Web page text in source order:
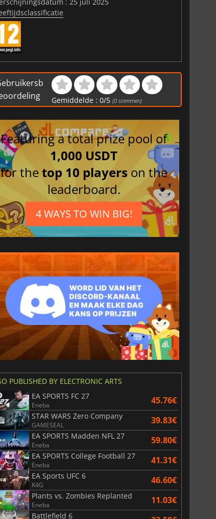
biedtWild Hearts S
van gadgets en meeslepende wereldopbouw. Of
vrienden, de game biedt uren uitdagende
6.75€
3
15.48
Lies Of P
Gemiddelde :0/5 (0 stemmen)
Featuring a total prize pool of
1,000 USDT
for thetop 10 players on the
leaderboard.
4 WAYS TO WIN BIG!
PUBLISHED BY ELECTRONIC ARTS
EA SPORTS FC 27
Eneba 45.76€
STAR WARS Zero Company
GAMESEAL 39.83€
EA SPORTS Madden NFL 27
Eneba 59.80€
EA SPORTS College Football 27
Eneba 41.31€
EA Sports UFC 6
K4G 46.60€
Plants vs. Zombies Replanted
Eneba 11.03€
Battlefield 6